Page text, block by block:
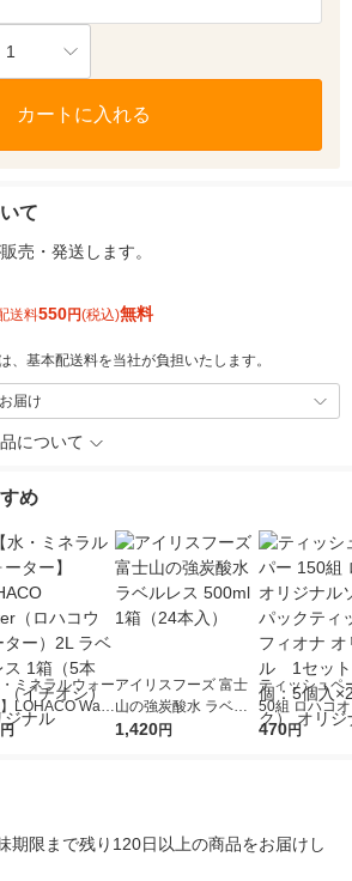
1
カートに入れる
て
売・発送します。
送料550円(税込)無料
、基本配送料を当社が負担いたします。
届け
について
め
・ミネラルウォー
LOHACO Wate
コウォータ
円
アイリスフーズ 富士
山の強炭酸水 ラベル
レス 500ml 1箱（24
1,420円
ティッシュペ
50組 ロハコ
ルソフトパッ
470円
期限まで残り120日以上の商品をお届けし